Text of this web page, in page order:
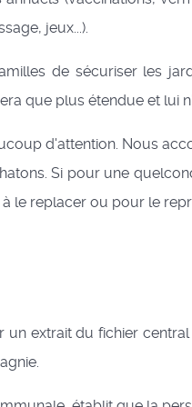
jeux...).
de sécuriser les
que plus étendue et lui
d'attention. Nous
Si pour une
le replacer ou pour le
un extrait du fichier